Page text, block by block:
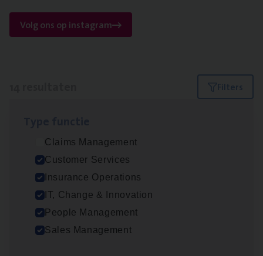
Volg ons op instagram
Filters
Claims Management
Customer Services
Insurance Operations
IT, Change & Innovation
People Management
Sales Management
Test Ana­lyst
IT, Change & Innovation
Antwerpen
Busi­ness Analyst